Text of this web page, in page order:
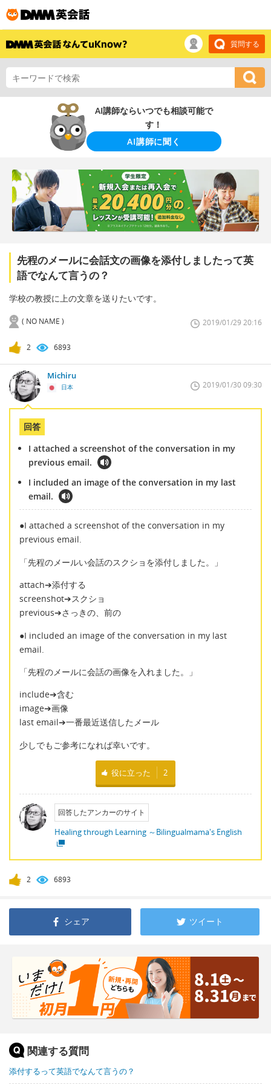
質問する
AI講師ならいつでも相談可能で
す！
AI講師に聞く
先程のメールに会話文の画像を添付しましたって英
語でなんて言うの？
学校の教授に上の文章を送りたいです。
( NO NAME ) 2019/01/29 20:16
2 6893
Michiru
日本 2019/01/30 09:30
回答
I attached a screenshot of the conversation in my
previous email.
I included an image of the conversation in my last
email.
●I attached a screenshot of the conversation in my
previous email.
「先程のメールい会話のスクショを添付しました。」
attach➔添付する
screenshot➔スクショ
previous➔さっきの、前の
●I included an image of the conversation in my last
email.
「先程のメールに会話の画像を入れました。」
include➔含む
image➔画像
last email➔一番最近送信したメール
少しでもご参考になれば幸いです。
役に立った 2
回答したアンカーのサイト
Healing through Learning ～Bilingualmama's English
2 6893
シェア ツイート
関連する質問
添付するって英語でなんて言うの？